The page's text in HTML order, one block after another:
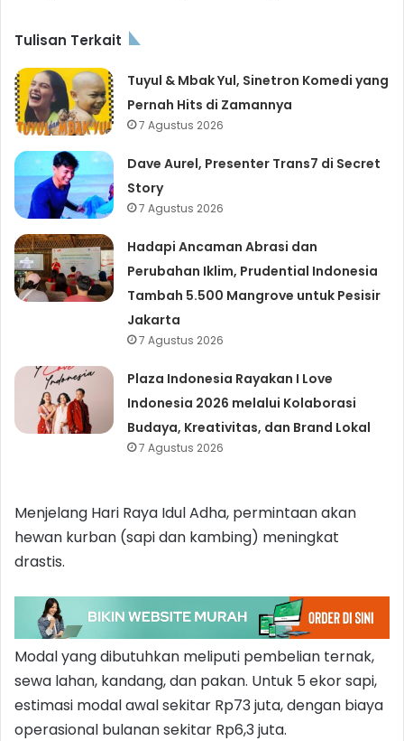
Tulisan Terkait
Tuyul & Mbak Yul, Sinetron Komedi yang
Pernah Hits di Zamannya
7 Agustus 2026
Dave Aurel, Presenter Trans7 di Secret
Story
7 Agustus 2026
Hadapi Ancaman Abrasi dan
Perubahan Iklim, Prudential Indonesia
Tambah 5.500 Mangrove untuk Pesisir
Jakarta
7 Agustus 2026
Plaza Indonesia Rayakan I Love
Indonesia 2026 melalui Kolaborasi
Budaya, Kreativitas, dan Brand Lokal
7 Agustus 2026
Menjelang Hari Raya Idul Adha, permintaan akan
hewan kurban (sapi dan kambing) meningkat
drastis.
Modal yang dibutuhkan meliputi pembelian ternak,
sewa lahan, kandang, dan pakan. Untuk 5 ekor sapi,
estimasi modal awal sekitar Rp73 juta, dengan biaya
operasional bulanan sekitar Rp6,3 juta.